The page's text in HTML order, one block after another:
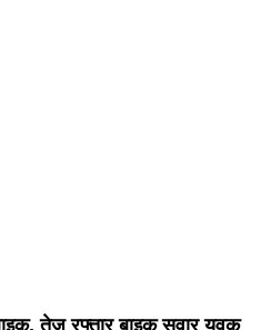
तेज रफ्तार बाइक सवार युवक